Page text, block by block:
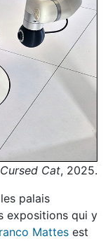
Cursed Cat, 2025.
palais
expositions qui y
Mattes est